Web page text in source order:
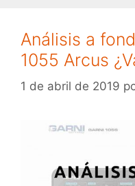
Análisis a
1055 Arcus
1 de abril de 2019